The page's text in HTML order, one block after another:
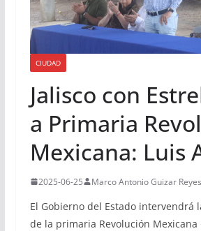
CIUDAD
Jalisco con
a Primaria
Mexicana: Luis
2025-06-25 Marco Antonio Guizar Reyes
El Gobierno del Estado intervendrá
de la primaria Revolución Mexicana